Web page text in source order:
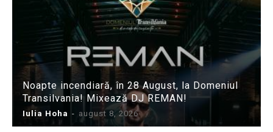
Noapte incendiară, în 28 August, la Domeniul
Transilvania! Mixează DJ REMAN!
Iulia Hoha - august 8, 2026